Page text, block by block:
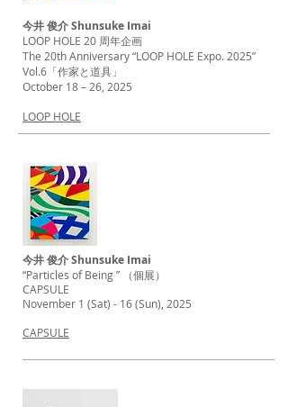
今井 俊介 Shunsuke Imai
LOOP HOLE 20 周年企画
The 20th Anniversary “LOOP HOLE Expo. 2025”
Vol.6「作家と道具」
October 18 – 26, 2025
LOOP HOLE
今井 俊介 Shunsuke Imai
“Particles of Being ” （個展）
CAPSULE
November 1 (Sat) - 16 (Sun), 2025
CAPSULE